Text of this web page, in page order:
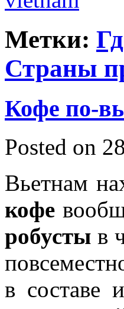
Метки:
Страны
Кофе по-
Posted on
Вьетнам
кофе
робусты в
в составе